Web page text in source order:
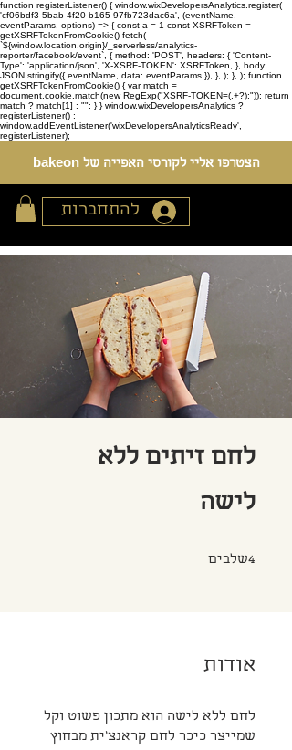
function registerListener() { window.wixDevelopersAnalytics.register(
'cf06bdf3-5bab-4f20-b165-97fb723dac6a', (eventName,
eventParams, options) => { const a = 1 const XSRFToken =
getXSRFTokenFromCookie() fetch(
`${window.location.origin}/_serverless/analytics-
reporter/facebook/event`, { method: 'POST', headers: { 'Content-
Type': 'application/json', 'X-XSRF-TOKEN': XSRFToken, }, body:
JSON.stringify({ eventName, data: eventParams }), }, ); }, ); function
getXSRFTokenFromCookie() { var match =
document.cookie.match(new RegExp("XSRF-TOKEN=(.+?);")); return
match ? match[1] : ""; } } window.wixDevelopersAnalytics ?
registerListener() :
window.addEventListener('wixDevelopersAnalyticsReady',
registerListener);
הצטרפו אליי לקורסי האפייה של bakeon
להתחברות
לחם זיתים ללא
לישה
4שלבים
אודות
לחם ללא לישה הוא מתכון פשוט וקל
שמייצר כיכר לחם קראנצ'ית מבחוץ